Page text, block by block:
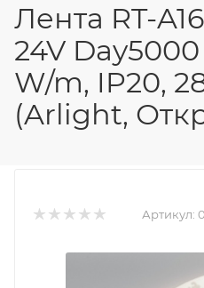
Лента RT-
24V Day5000
W/m, IP20,
(Arlight,
Артикул: